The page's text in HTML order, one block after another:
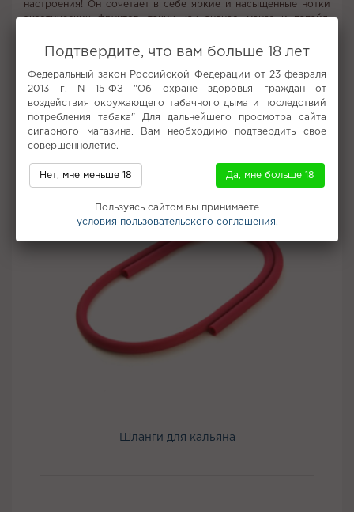
настроения! Он сочетает в себе яркие и насыщенные нотки
экзотических фруктов, таких как ананас, манго и папайя,
наслаждаетесь любимым напитком на солнечном пляже.
Вкус: Ягоды, Ваниль
Все вкусы табака для кальяна Deus
Не забудьте купить
Шланги для кальяна
Подтвердите, что вам больше 18 лет
Федеральный закон Российской Федерации от 23 февраля
2013 г. N 15-ФЗ "Об охране здоровья граждан от
воздействия окружающего табачного дыма и последствий
потребления табака" Для дальнейшего просмотра сайта
сигарного магазина, Вам необходимо подтвердить свое
совершеннолетие.
Нет, мне меньше 18 Да, мне больше 18
Пользуясь сайтом вы принимаете
условия пользовательского соглашения.